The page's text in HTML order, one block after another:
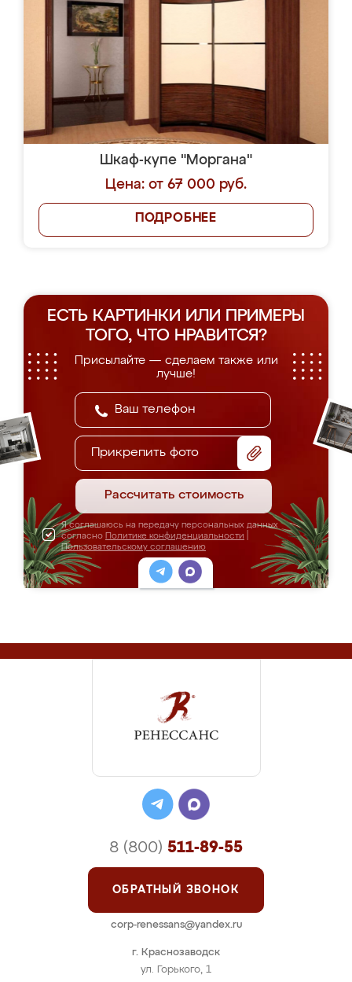
Шкаф-купе "Моргана"
Цена: от 67 000 руб.
ПОДРОБНЕЕ
ЕСТЬ КАРТИНКИ ИЛИ ПРИМЕРЫ
ТОГО, ЧТО НРАВИТСЯ?
Присылайте — сделаем также или
лучше!
Прикрепить фото
Рассчитать стоимость
Я соглашаюсь на передачу персональных данных
согласно Политике конфиденциальности
Пользовательскому соглашению
г. Краснозаводск
ул. Горького, 1
8 (800) 511-89-55
ОБРАТНЫЙ ЗВОНОК
corp-renessans@yandex.ru